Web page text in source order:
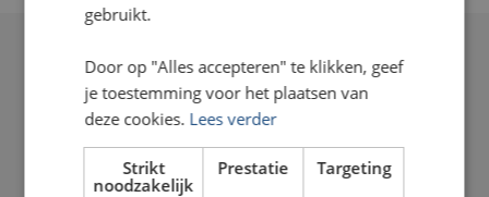
gebruikt.
Door op "Alles accepteren" te klikken, geef
je toestemming voor het plaatsen van
deze cookies. Lees verder
Strikt
noodzakelijk
Prestatie Targeting